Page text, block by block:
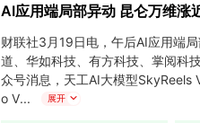
AI应用端局部异动 昆仑万维涨
财联社3月19日电，午后AI应用端
道、华如科技、有方科技、掌阅科
众号消息，天工AI大模型
o V
展开